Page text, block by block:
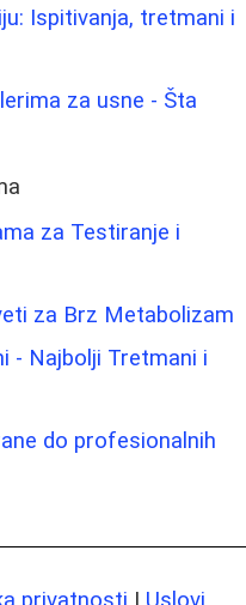
Ispitivanja, tretmani i
za usne - Šta
za Testiranje i
za Brz Metabolizam
- Najbolji Tretmani i
do profesionalnih